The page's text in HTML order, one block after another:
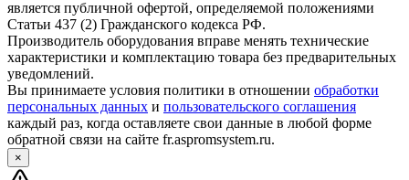
является публичной офертой, определяемой положениями
Статьи 437 (2) Гражданского кодекса РФ.
Производитель оборудования вправе менять технические
характеристики и комплектацию товара без предварительных
уведомлений.
Вы принимаете условия политики в отношении обработки
персональных данных и пользовательского соглашения
каждый раз, когда оставляете свои данные в любой форме
обратной связи на сайте fr.aspromsystem.ru.
×